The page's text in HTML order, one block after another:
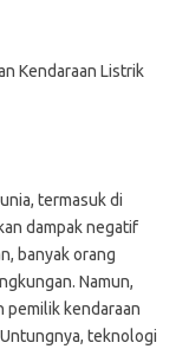
termasuk di
dampak negatif
banyak orang
Namun,
pemilik kendaraan
teknologi